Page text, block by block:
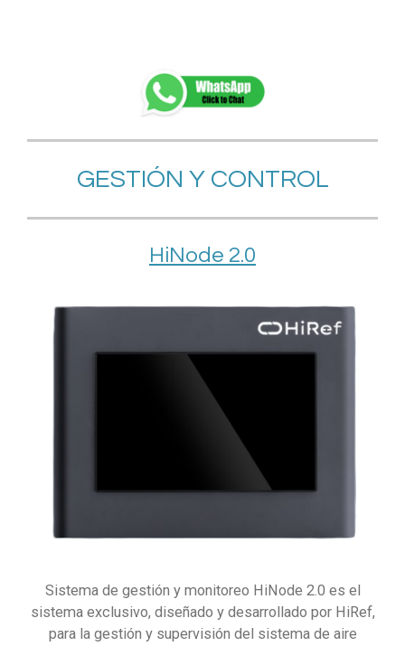
GESTIÓN Y CONTROL
HiNode 2.0
Sistema de gestión y monitoreo HiNode 2.0 es el
sistema exclusivo, diseñado y desarrollado por HiRef,
para la gestión y supervisión del sistema de aire